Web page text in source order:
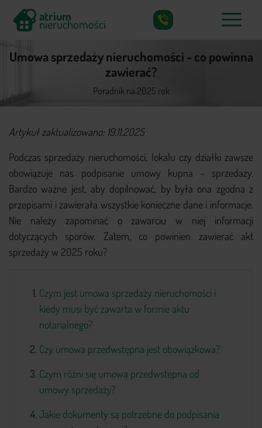
atrium
nieruchomości
Jak działamy?
Częste pytania
Poradnik
Kontakt
atrium
nieruchomości
Umowa sprzedaży nieruchomości - co powinna
zawierać?
Poradnik na 2025 rok
Artykuł zaktualizowano: 19.11.2025
Podczas sprzedaży nieruchomości, lokalu czy działki zawsze
obowiązuje nas podpisanie umowy kupna - sprzedaży.
Bardzo ważne jest, aby dopilnować, by była ona zgodna z
przepisami i zawierała wszystkie konieczne dane i informacje.
Nie należy zapominać o zawarciu w niej informacji
dotyczących sporów. Zatem, co powinien zawierać akt
sprzedaży w 2025 roku?
Czym jest umowa sprzedaży nieruchomości i
kiedy musi być zawarta w formie aktu
notarialnego?
Czy umowa przedwstępna jest obowiązkowa?
Czym różni się umowa przedwstępna od
umowy sprzedaży?
Jakie dokumenty są potrzebne do podpisania